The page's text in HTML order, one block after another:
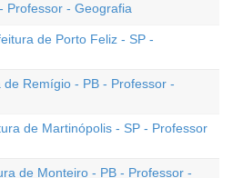
Professor - Geografia
de Porto Feliz - SP -
Remígio - PB - Professor -
de Martinópolis - SP - Professor
de Monteiro - PB - Professor -